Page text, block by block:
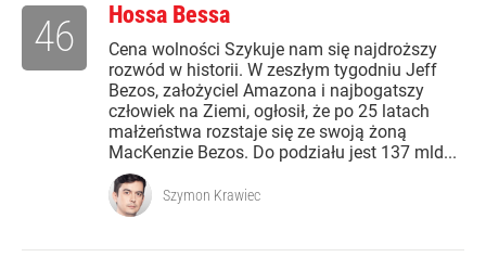
Hossa Bessa
Cena wolności Szykuje nam się najdroższy
rozwód w historii. W zeszłym tygodniu Jeff
Bezos, założyciel Amazona i najbogatszy
człowiek na Ziemi, ogłosił, że po 25 latach
małżeństwa rozstaje się ze swoją żoną
MacKenzie Bezos. Do podziału jest 137 mld...
46
Szymon Krawiec